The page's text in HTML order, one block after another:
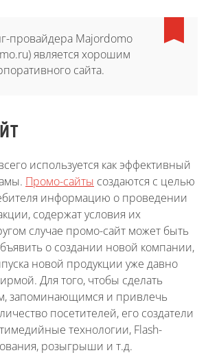
провайдера Majordomo
является хорошим
сайта.
используется как эффективный
Промо-сайты создаются с целью
информацию о проведении
содержат условия их
случае промо-сайт может быть
о создании новой компании,
новой продукции уже давно
Для того, чтобы сделать
запоминающимся и привлечь
посетителей, его создатели
технологии, Flash-
розыгрыши и т.д.